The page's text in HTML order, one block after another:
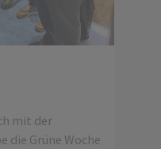
mit der
die Grüne Woche